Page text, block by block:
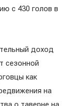
с 430 голов в
доход
сезонной
как
на